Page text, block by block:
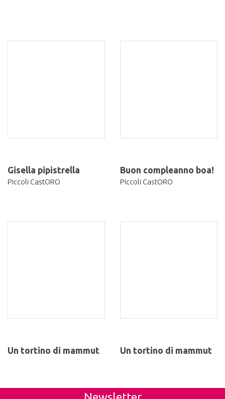
Gisella pipistrella
Piccoli CastORO
Buon compleanno boa!
Piccoli CastORO
Un tortino di mammut Un tortino di mammut